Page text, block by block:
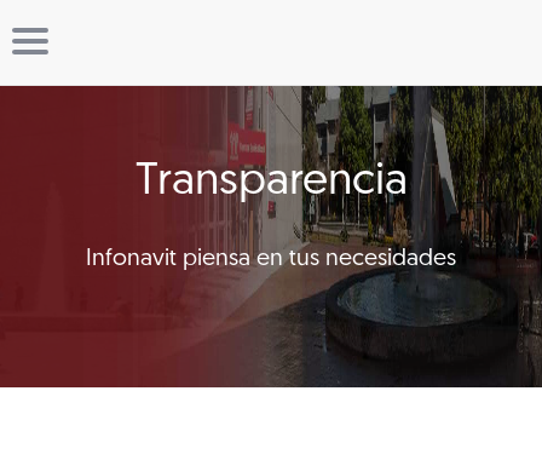
Transparencia
Infonavit piensa en tus necesidades